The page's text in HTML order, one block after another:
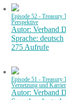
Episode 52 -
Perspektive
Autor: Verband
Sprache: deutsch
275 Aufrufe
Episode 51 -
Vernetzung und
Autor: Verband